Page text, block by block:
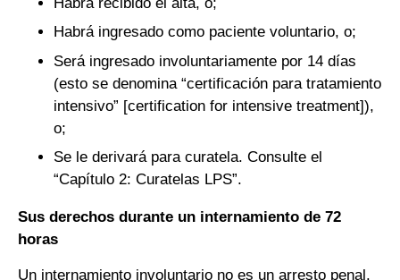
Habrá ingresado como paciente voluntario, o;
Será ingresado involuntariamente por 14 días
(esto se denomina “certificación para tratamiento
intensivo” [certification for intensive treatment]),
o;
Se le derivará para curatela. Consulte el
“Capítulo 2: Curatelas LPS”.
Sus derechos durante un internamiento de 72
horas
Un internamiento involuntario no es un arresto penal.